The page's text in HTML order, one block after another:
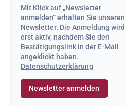
Mit Klick auf „Newsletter
anmelden“ erhalten Sie unseren
Newsletter. Die Anmeldung wird
erst aktiv, nachdem Sie den
Bestätigungslink in der E-Mail
angeklickt haben.
Datenschutzerklärung